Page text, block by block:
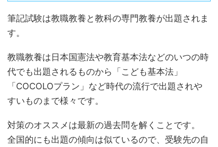
筆記試験は教職教養と教科の専門教養が出題されま
す。
教職教養は日本国憲法や教育基本法などのいつの時
代でも出題されるものから「こども基本法」
「COCOLOプラン」など時代の流行で出題されや
すいものまで様々です。
対策のオススメは最新の過去問を解くことです。
全国的にも出題の傾向は似ているので、受験先の自